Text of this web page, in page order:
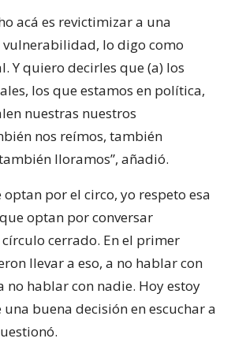
acá es revictimizar a una
lo digo como
Y quiero decirles que (a) los
los que estamos en política,
nuestras nuestros
nos reímos, también
lloramos”, añadió.
por el circo, yo respeto esa
optan por conversar
cerrado. En el primer
llevar a eso, a no hablar con
no hablar con nadie. Hoy estoy
buena decisión en escuchar a